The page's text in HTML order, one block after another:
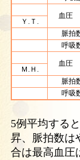
血圧
Ｙ.Ｔ.
脈拍
呼吸
血圧
Ｍ.Ｈ.
脈拍
呼吸
5例平均する
昇、脈拍数は
合は最高血圧